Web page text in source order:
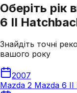
Оберіть рік
6 II
Знайдіть точні
вашого року
2007
Mazda 2 Mazda 6